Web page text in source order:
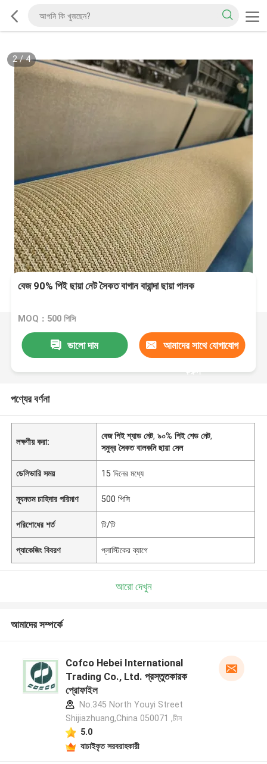
2/4
বেজ 90% পিই ছায়া নেট সৈকত বাগান বারান্দা ছায়া পালক
MOQ：500 পিসি
ভালো দাম আমাদের সাথে যোগাযোগ
করুন
পণ্যের বর্ণনা
লক্ষণীয় করা:
বেজ পিই শ্যাড নেট,৯০% পিই শেড নেট,
সমুদ্র সৈকত বালকনি ছায়া সেল
ডেলিভারি সময় 15 দিনের মধ্যে
ন্যূনতম চাহিদার পরিমাণ 500 পিসি
পরিশোধের শর্ত টি/টি
প্যাকেজিং বিবরণ প্লাস্টিকের ব্যাগে
আরো দেখুন
আমাদের সম্পর্কে
Cofco Hebei International
Trading Co., Ltd. প্রস্তুতকারক
প্রোফাইল
No.345 North Youyi Street
Shijiazhuang,China 050071 ,চীন
5.0
যাচাইকৃত সরবরাহকারী